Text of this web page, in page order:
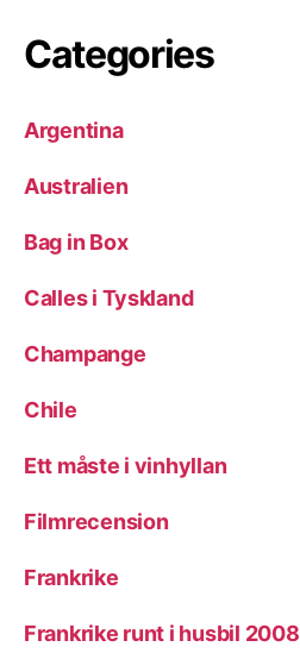
Categories
Argentina
Australien
Bag in Box
Calles i Tyskland
Champange
Chile
Ett måste i vinhyllan
Filmrecension
Frankrike
Frankrike runt i husbil 2008